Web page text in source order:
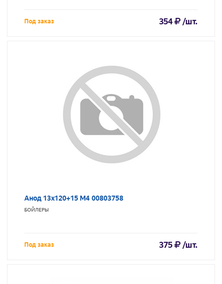
Под заказ 354 /шт.
Анод 13х120+15 М4 00803758
БОЙЛЕРЫ
Под заказ 375 /шт.